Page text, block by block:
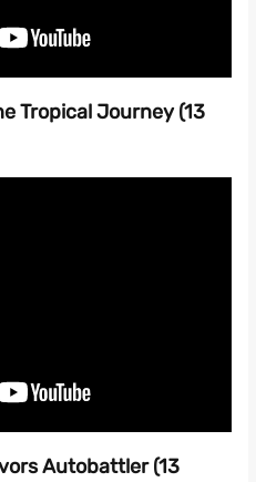
Tropical Journey (13
Autobattler (13